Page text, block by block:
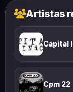
Artistas
Capital
Cpm 22